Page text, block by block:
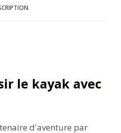
le kayak avec
d'aventure par